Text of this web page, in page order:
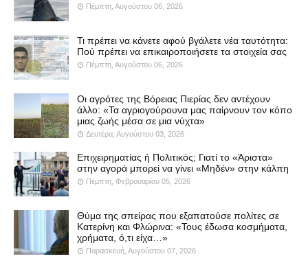
Πέμπτη, Αυγούστου 06, 2026
Τι πρέπει να κάνετε αφού βγάλετε νέα ταυτότητα:
Πού πρέπει να επικαιροποιήσετε τα στοιχεία σας
Πέμπτη, Αυγούστου 06, 2026
Οι αγρότες της Βόρειας Πιερίας δεν αντέχουν
άλλο: «Τα αγριογούρουνα μας παίρνουν τον κόπο
μιας ζωής μέσα σε μια νύχτα»
Δευτέρα, Αυγούστου 03, 2026
Επιχειρηματίας ή Πολιτικός; Γιατί το «Άριστα»
στην αγορά μπορεί να γίνει «Μηδέν» στην κάλπη
Πέμπτη, Φεβρουαρίου 05, 2026
Θύμα της σπείρας που εξαπατούσε πολίτες σε
Κατερίνη και Φλώρινα: «Τους έδωσα κοσμήματα,
χρήματα, ό,τι είχα…»
Παρασκευή, Αυγούστου 07, 2026